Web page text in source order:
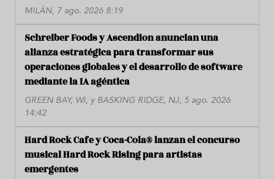
MILÁN, 7 ago. 2026 8:19
Schreiber Foods y Ascendion anuncian una
alianza estratégica para transformar sus
operaciones globales y el desarrollo de software
mediante la IA agéntica
GREEN BAY, WI, y BASKING RIDGE, NJ, 5 ago. 2026
14:42
Hard Rock Cafe y Coca-Cola® lanzan el concurso
musical Hard Rock Rising para artistas
emergentes